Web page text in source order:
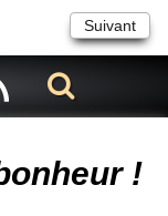
Suivant
!